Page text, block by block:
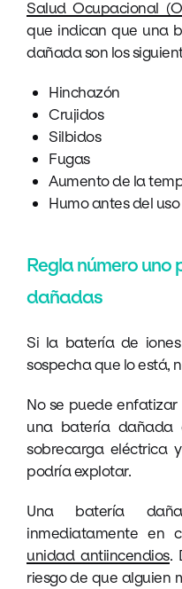
Salud Ocupacional
que indican que una
dañada son los
Hinchazón
Crujidos
Silbidos
Fugas
Aumento de la
Humo antes del uso
Regla número
dañadas
Si la batería de
sospecha que lo está,
No se puede
una batería dañada
sobrecarga eléctrica
podría explotar.
Una batería
inmediatamente en
unidad antiincendios.
riesgo de que alguien